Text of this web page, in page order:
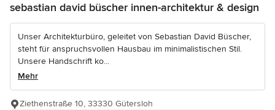
sebastian david büscher innen-architektur & design
Unser Architekturbüro, geleitet von Sebastian David Büscher,
steht für anspruchsvollen Hausbau im minimalistischen Stil.
Unsere Handschrift ko...
Mehr
Ziethenstraße 10, 33330 Gütersloh